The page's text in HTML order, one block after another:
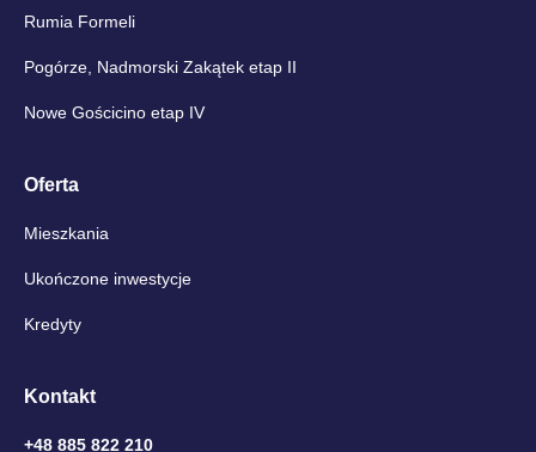
Rumia Formeli
Pogórze, Nadmorski Zakątek etap II
Nowe Gościcino etap IV
Oferta
Mieszkania
Ukończone inwestycje
Kredyty
Kontakt
+48 885 822 210